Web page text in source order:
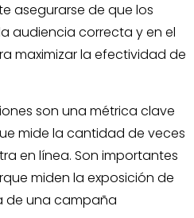
asegurarse de que los
audiencia correcta y en el
maximizar la efectividad de
son una métrica clave
mide la cantidad de veces
en línea. Son importantes
miden la exposición de
de una campaña